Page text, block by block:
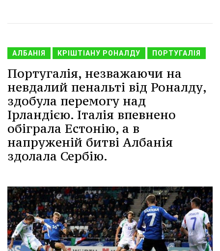
АЛБАНІЯ КРІШТІАНУ РОНАЛДУ ПОРТУГАЛІЯ
Португалія, незважаючи на
невдалий пенальті від Роналду,
здобула перемогу над
Ірландією. Італія впевнено
обіграла Естонію, а в
напруженій битві Албанія
здолала Сербію.